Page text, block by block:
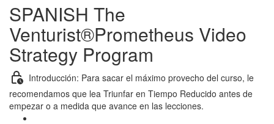
SPANISH The
Venturist®Prometheus Video
Strategy Program
Introducción: Para sacar el máximo provecho del curso, le
recomendamos que lea Triunfar en Tiempo Reducido antes de
empezar o a medida que avance en las lecciones.